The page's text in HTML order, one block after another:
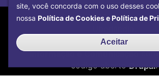
Copyright©2026
Desenvolvido porCentro de
Informação e Comunicaçãocom
código abertoDrupal.
site, você concorda com o uso desses
nossa Política de Cookies e Política de
Aceitar